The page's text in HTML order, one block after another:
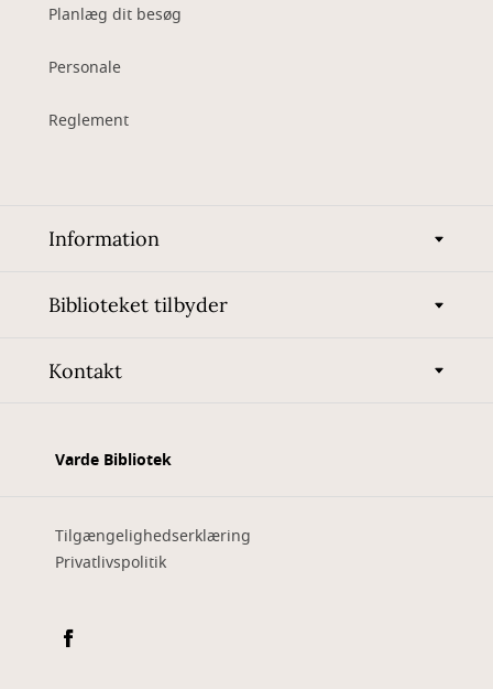
Planlæg dit besøg
Personale
Reglement
Information
Biblioteket tilbyder
Kontakt
Varde Bibliotek
Tilgængelighedserklæring
Privatlivspolitik